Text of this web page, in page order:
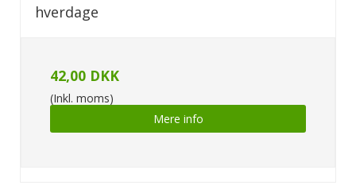
hverdage
42,00 DKK
(Inkl. moms)
Mere info